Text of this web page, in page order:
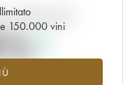
150.000 vini
in tempo reale
2026 rispetto al 2025